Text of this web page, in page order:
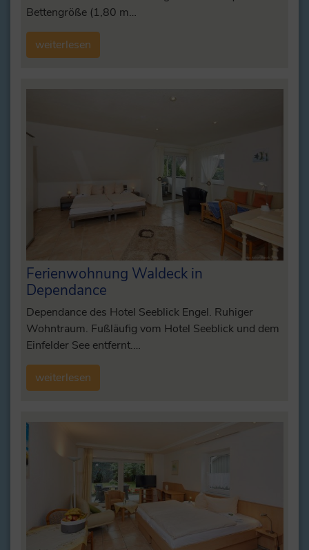
Bettengröße (1,80 m…
weiterlesen
Ferienwohnung Waldeck in
Dependance
Dependance des Hotel Seeblick Engel. Ruhiger
Wohntraum. Fußläufig vom Hotel Seeblick und dem
Einfelder See entfernt.…
weiterlesen